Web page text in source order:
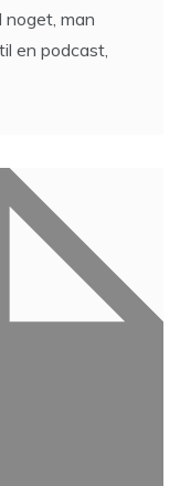
noget, man
en podcast,